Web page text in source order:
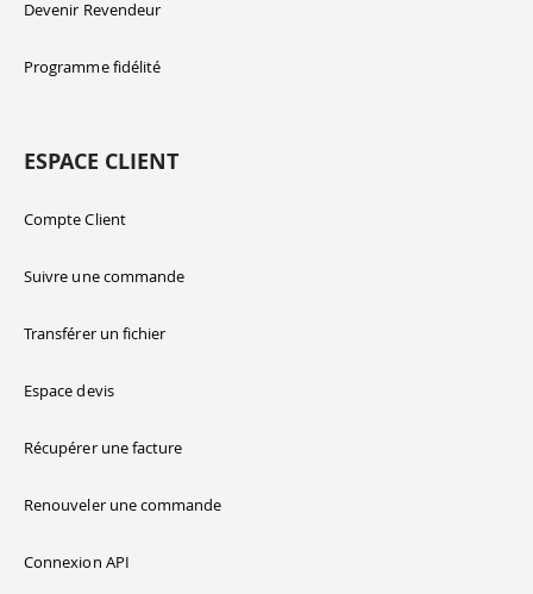
Devenir Revendeur
Programme fidélité
ESPACE CLIENT
Compte Client
Suivre une commande
Transférer un fichier
Espace devis
Récupérer une facture
Renouveler une commande
Connexion API